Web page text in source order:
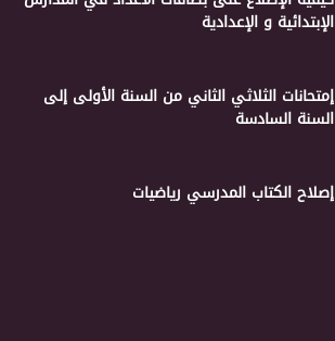
الإبتدائية و الإعدادية
إمتحانات الثلاثي الثاني من السنة الأولى إلى
السنة السادسة
إصلاح الكتاب المدرسي رياضيات